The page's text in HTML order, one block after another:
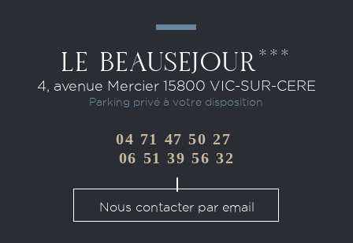
LE BEAUSEJOUR***
4, avenue Mercier 15800 VIC-SUR-CERE
Parking privé à votre disposition
04 71 47 5027
06 51 39 56 32
Nous contacter par email